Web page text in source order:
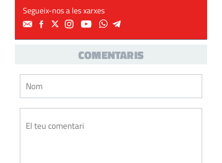
Segueix-nos a les xarxes
COMENTARIS